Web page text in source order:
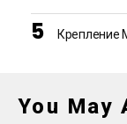
Крепление
You May